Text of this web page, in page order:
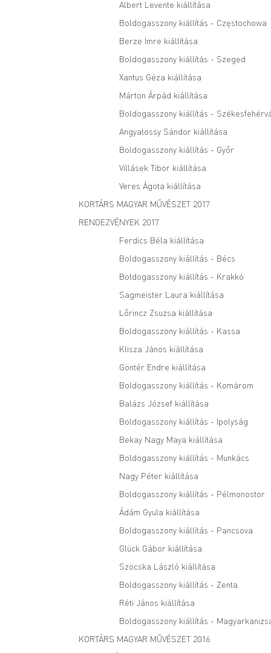
Albert Levente kiállítása
Boldogasszony kiállítás - Częstochowa
Berze Imre kiállítása
Boldogasszony kiállítás - Szeged
Xantus Géza kiállítása
Márton Árpád kiállítása
Boldogasszony kiállítás -
Angyalossy Sándor kiállítása
Boldogasszony kiállítás - Győr
Villásek Tibor kiállítása
Veres Ágota kiállítása
KORTÁRS MAGYAR MŰVÉSZET 2017
RENDEZVÉNYEK 2017
Ferdics Béla kiállítása
Boldogasszony kiállítás - Bécs
Boldogasszony kiállítás - Krakkó
Sagmeister Laura kiállítása
Lőrincz Zsuzsa kiállítása
Boldogasszony kiállítás - Kassa
Klisza János kiállítása
Göntér Endre kiállítása
Boldogasszony kiállítás - Komárom
Balázs József kiállítása
Boldogasszony kiállítás - Ipolyság
Bekay Nagy Maya kiállítása
Boldogasszony kiállítás - Munkács
Nagy Péter kiállítása
Boldogasszony kiállítás - Pélmonostor
Ádám Gyula kiállítása
Boldogasszony kiállítás - Pancsova
Glück Gábor kiállítása
Szocska László kiállítása
Boldogasszony kiállítás - Zenta
Réti János kiállítása
Boldogasszony kiállítás -
KORTÁRS MAGYAR MŰVÉSZET 2016